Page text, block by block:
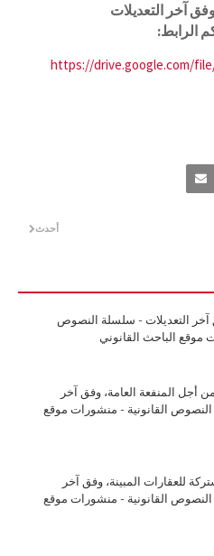
آخر التعديلات
https://drive.google.com/
أحدث
آخر التعديلات - سلسلة النصوص
موقع الباحث القانوني
أجل المنفعة العامة، وفق آخر
النصوص القانونية - منشورات موقع
للعقارات المبينة، وفق آخر
النصوص القانونية - منشورات موقع